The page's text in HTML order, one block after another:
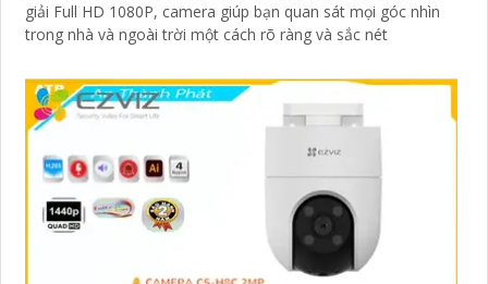
giải Full HD 1080P, camera giúp bạn quan sát mọi góc nhìn
trong nhà và ngoài trời một cách rõ ràng và sắc nét